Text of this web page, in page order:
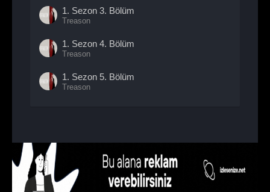
1. Sezon 3. Bölüm
Treason
1. Sezon 4. Bölüm
Treason
1. Sezon 5. Bölüm
Treason